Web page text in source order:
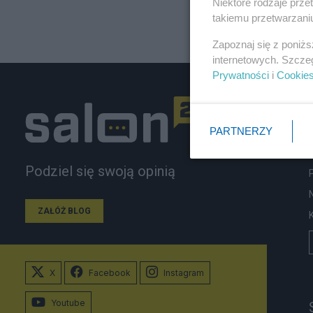
Podziel się swoją opinią
ZAŁÓŻ BLOG
X Facebook Instagram
Youtube
Niektóre rodzaje
takiemu
Zapoznaj się z
internetowych.
Prywatności i Cookies
PARTNERZY